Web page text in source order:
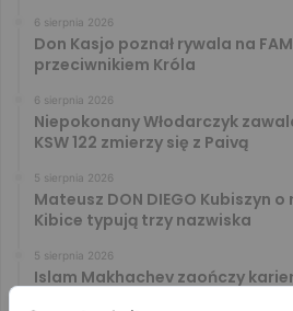
6 sierpnia 2026
Don Kasjo poznał rywala na
przeciwnikiem Króla
6 sierpnia 2026
Niepokonany Włodarczyk
KSW 122 zmierzy się z Paivą
5 sierpnia 2026
Mateusz DON DIEGO Kubiszyn o
Kibice typują trzy nazwiska
5 sierpnia 2026
Islam Makhachev zaończy